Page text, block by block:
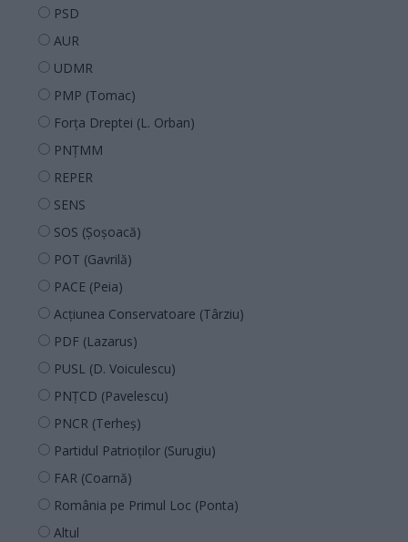
PSD
AUR
UDMR
PMP (Tomac)
Forța Dreptei (L. Orban)
PNȚMM
REPER
SENS
SOS (Șoșoacă)
POT (Gavrilă)
PACE (Peia)
Acțiunea Conservatoare (Târziu)
PDF (Lazarus)
PUSL (D. Voiculescu)
PNȚCD (Pavelescu)
PNCR (Terheș)
Partidul Patrioților (Surugiu)
FAR (Coarnă)
România pe Primul Loc (Ponta)
Altul